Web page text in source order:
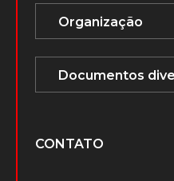
CONTATO